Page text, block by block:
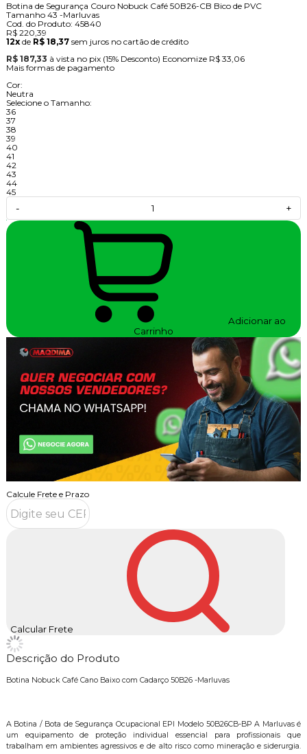
Botina de Segurança Couro Nobuck Café 50B26-CB Bico de PVC
Tamanho 43 -Marluvas
Cod. do Produto: 45840
R$ 220,39
12xde R$ 18,37 sem juros no cartão de crédito
R$ 187,33 à vista no pix (15% Desconto) Economize R$ 33,06
Mais formas de pagamento
Cor:
Neutra
Selecione o Tamanho:
36
37
38
39
40
41
42
43
44
45
- +
Adicionar ao
Carrinho
Calcule Frete e Prazo
Calcular Frete
Descrição do Produto
Botina Nobuck Café Cano Baixo com Cadarço 50B26 -Marluvas
A Botina / Bota de Segurança Ocupacional EPI Modelo 50B26CB-BP A Marluvas é
um equipamento de proteção individual essencial para profissionais que
trabalham em ambientes agressivos e de alto risco como mineração e siderurgia.